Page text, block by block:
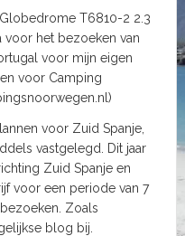
T6810-2 2.3
voor het bezoeken van
voor mijn eigen
voor Camping
voor Zuid Spanje,
vastgelegd. Dit jaar
Zuid Spanje en
voor een periode van 7
Zoals
blog bij.